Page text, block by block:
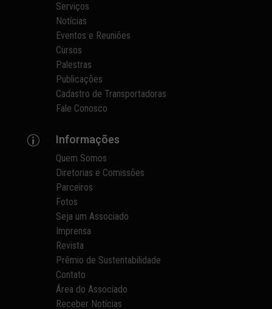
Serviços
Notícias
Eventos e Reuniões
Cursos
Palestras
Publicações
Cadastro de Transportadoras
Fale Conosco
p Informações
Quem Somos
Diretorias e Comissões
Parceiros
Fotos
Seja um Associado
Imprensa
Revista
Prêmio de Sustentabilidade
Contato
Área do Associado
Receber Notícias